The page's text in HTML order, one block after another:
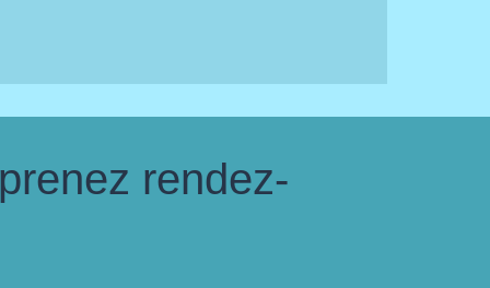
rendez-